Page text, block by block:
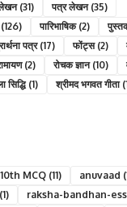
(31) पत्र लेखन(35)
पारिभाषिक(2)
पत्र(17) फोंट्स(2)
(2) रोचक ज्ञान(10)
सिद्धि(1) श्रीमद भगवत गीता
10th MCQ (11) anuvaad
(1) raksha-bandhan-